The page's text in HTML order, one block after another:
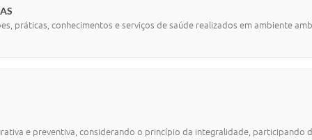
práticas, conhecimentos e serviços de saúde realizados em ambiente
e preventiva, considerando o princípio da integralidade, participando